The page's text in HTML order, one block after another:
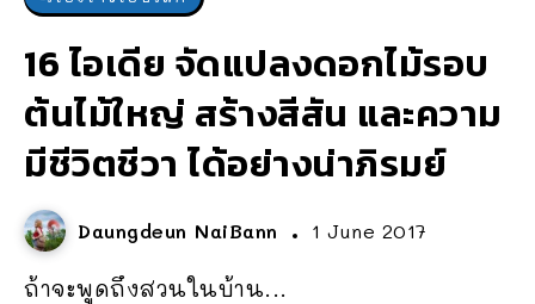
16 ไอเดีย จัดแปลงดอกไม้รอบ
ต้นไม้ใหญ่ สร้างสีสัน และความ
มีชีวิตชีวา ได้อย่างน่าภิรมย์
Daungdeun NaiBann 1 June 2017
ถ้าจะพูดถึงสวนในบ้าน...